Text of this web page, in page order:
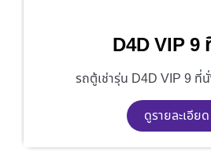
D4D VIP 9
รถตู้เช่ารุ่น D4D VIP 9 ที่
ดูรายละเอียด